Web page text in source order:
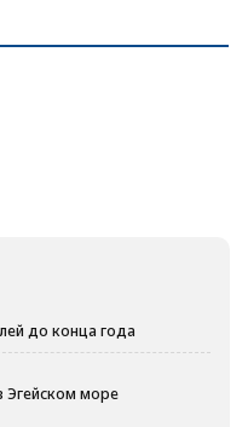
до конца года
Эгейском море